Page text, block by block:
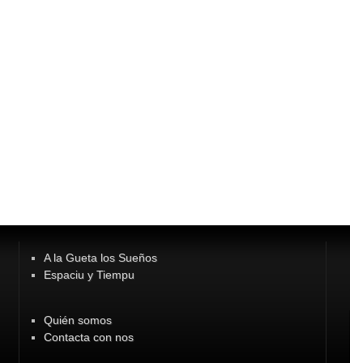
A la Gueta los Sueños
Espaciu y Tiempu
Quién somos
Contacta con nos